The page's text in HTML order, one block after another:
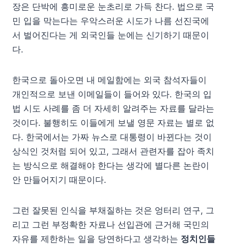
장은 단박에 흥미로운 눈초리로 가득 찬다. 법으로 국
민 입을 막는다는 우악스러운 시도가 나름 선진국에
서 벌어진다는 게 외국인들 눈에는 신기하기 때문이
다.
한국으로 돌아오면 내 메일함에는 외국 참석자들이
개인적으로 보낸 이메일들이 들어와 있다. 한국의 입
법 시도 사례를 좀 더 자세히 알려주는 자료를 달라는
것이다. 불행히도 이들에게 보낼 영문 자료는 별로 없
다. 한국에서는 가짜 뉴스로 대통령이 바뀐다는 것이
상식인 것처럼 되어 있고, 그래서 관련자를 잡아 족치
는 방식으로 해결해야 한다는 생각에 별다른 논란이
안 만들어지기 때문이다.
그런 잘못된 인식을 부채질하는 것은 엉터리 연구, 그
리고 그런 부정확한 자료나 선입관에 근거해 국민의
자유를 제한하는 일을 당연하다고 생각하는 정치인들